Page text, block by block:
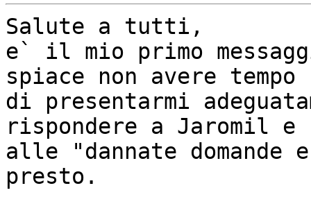
Salute a tutti,
e` il mio primo
spiace non avere tempo
di presentarmi
rispondere a Jaromil e
alle "dannate
presto.